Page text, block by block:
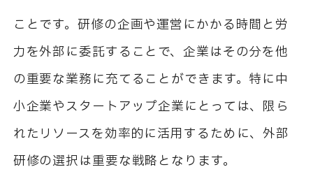
ことです。研修の企画や運営にかかる時間と労
力を外部に委託することで、企業はその分を他
の重要な業務に充てることができます。特に中
小企業やスタートアップ企業にとっては、限ら
れたリソースを効率的に活用するために、外部
研修の選択は重要な戦略となります。